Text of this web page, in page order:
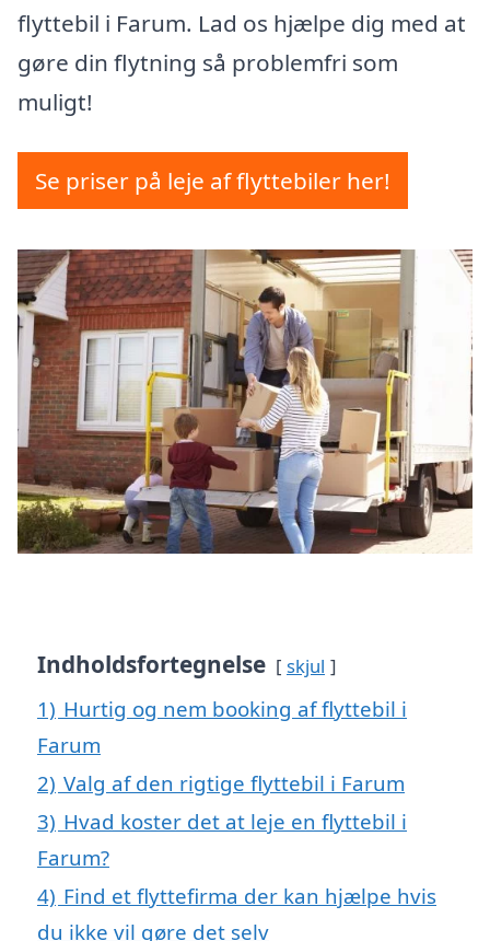
flyttebil i Farum. Lad os hjælpe dig med at
gøre din flytning så problemfri som
muligt!
Se priser på leje af flyttebiler her!
Indholdsfortegnelse skjul
1) Hurtig og nem booking af flyttebil i
Farum
2) Valg af den rigtige flyttebil i Farum
3) Hvad koster det at leje en flyttebil i
Farum?
4) Find et flyttefirma der kan hjælpe hvis
du ikke vil gøre det selv